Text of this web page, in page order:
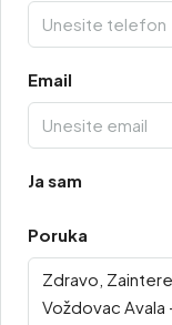
Email
Ja sam
Poruka